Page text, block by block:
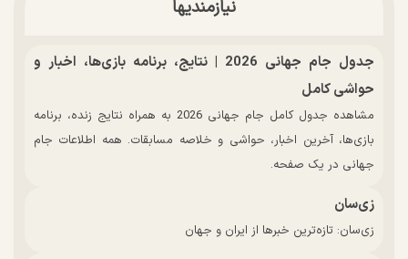
نیازمندیها
جدول جام جهانی 2026 | نتایج، برنامه بازی‌ها، اخبار و
حواشی کامل
مشاهده جدول کامل جام جهانی 2026 به همراه نتایج زنده، برنامه
بازی‌ها، آخرین اخبار، حواشی و خلاصه مسابقات. همه اطلاعات جام
جهانی در یک صفحه.
زی‌سان
زی‌سان: تازه‌ترین خبرها از ایران و جهان